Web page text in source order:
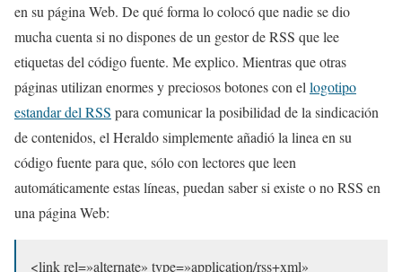
en su página Web. De qué forma lo colocó que nadie se dio
mucha cuenta si no dispones de un gestor de RSS que lee
etiquetas del código fuente. Me explico. Mientras que otras
páginas utilizan enormes y preciosos botones con el logotipo
estandar del RSS para comunicar la posibilidad de la sindicación
de contenidos, el Heraldo simplemente añadió la linea en su
código fuente para que, sólo con lectores que leen
automáticamente estas líneas, puedan saber si existe o no RSS en
una página Web:
<link rel=»alternate» type=»application/rss+xml»